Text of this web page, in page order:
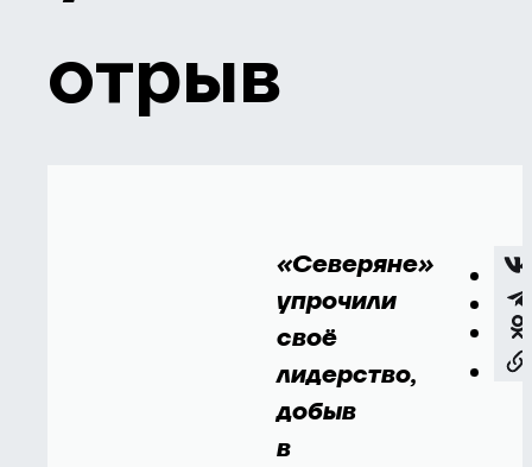
отрыв
«Северяне»
упрочили
своё
лидерство,
добыв
в